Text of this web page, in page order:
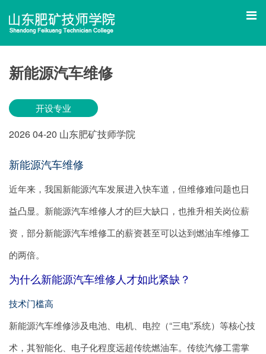
新能源汽车维修
开设专业
202604-20 山东肥矿技师学院
新能源汽车维修
近年来，我国新能源汽车发展进入快车道，但维修难问题也日
益凸显。新能源汽车维修人才的巨大缺口，也推升相关岗位薪
资，部分新能源汽车维修工的薪资甚至可以达到燃油车维修工
的两倍。
为什么新能源汽车维修人才如此紧缺？
技术门槛高
新能源汽车维修涉及电池、电机、电控（“三电”系统）等核心技
术，其智能化、电子化程度远超传统燃油车。传统汽修工需掌